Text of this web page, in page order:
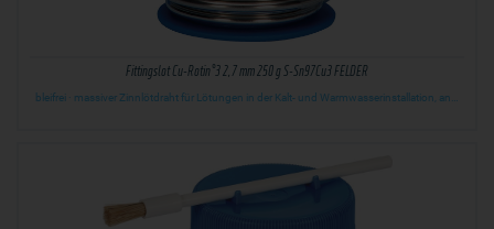
Fittingslot Cu-Rotin®3 2,7 mm 250 g S-Sn97Cu3 FELDER
bleifrei · massiver Zinnlötdraht für Lötungen in der Kalt- und Warmwasserinstallation, an…